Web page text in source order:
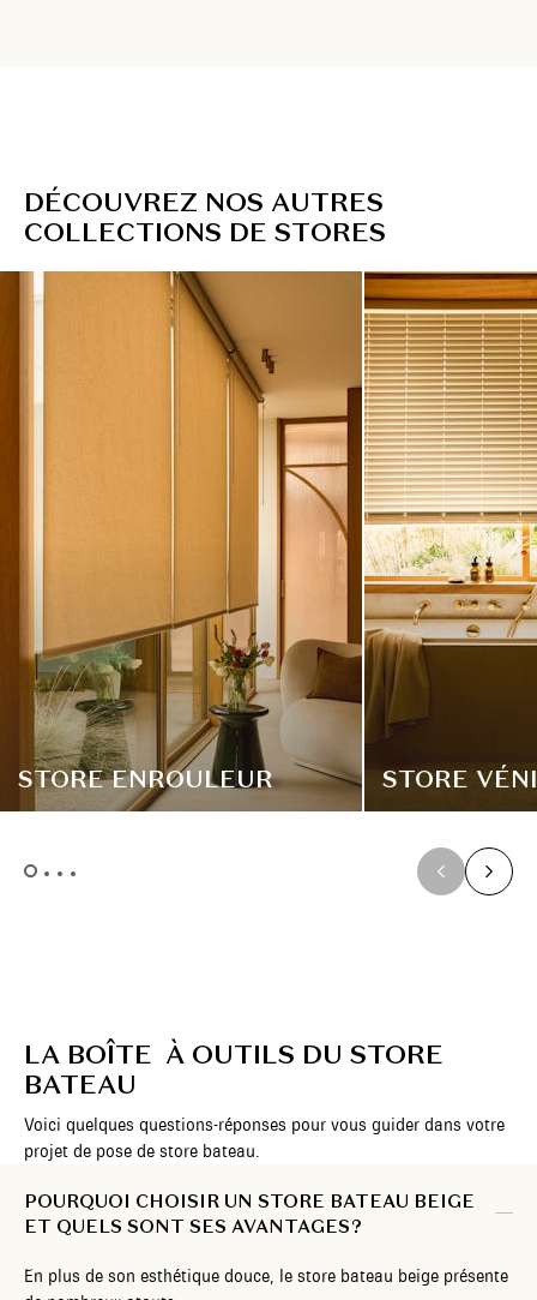
DÉCOUVREZ NOS AUTRES
COLLECTIONS DE STORES
STORE ENROULEUR STORE
LA BOÎTE À OUTILS DU STORE
BATEAU
Voici quelques questions-réponses pour vous guider dans votre
projet de pose de store bateau.
POURQUOI CHOISIR UN STORE BATEAU BEIGE
ET QUELS SONT SES AVANTAGES ?
En plus de son esthétique douce, le store bateau beige présente